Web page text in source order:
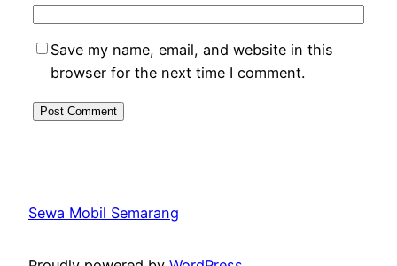
Save my name, email, and website in this
browser for the next time I comment.
Sewa Mobil Semarang